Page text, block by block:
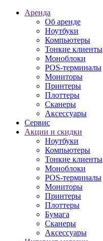
Аренда
Об аренде
Ноутбуки
Компьютеры
Тонкие клиенты
Моноблоки
POS-терминалы
Мониторы
Принтеры
Плоттеры
Сканеры
Аксессуары
Сервис
Акции и скидки
Ноутбуки
Компьютеры
Тонкие клиенты
Моноблоки
POS-терминалы
Мониторы
Принтеры
Плоттеры
Бумага
Сканеры
Аксессуары